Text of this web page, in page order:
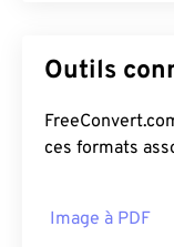
Outils
ces formats
Image à PDF